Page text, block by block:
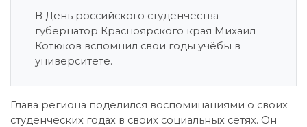
В День российского студенчества
губернатор Красноярского края Михаил
Котюков вспомнил свои годы учёбы в
университете.
Глава региона поделился воспоминаниями о своих
студенческих годах в своих социальных сетях. Он